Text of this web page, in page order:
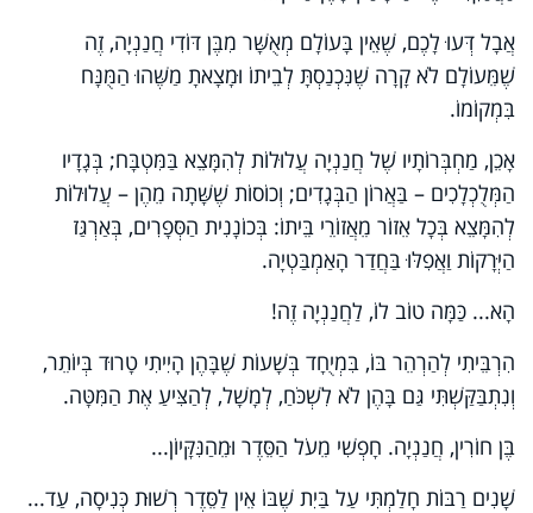
אֲבָל דְּעוּ לָכֶם, שֶׁאֵין בָּעוֹלָם מְאֻשָּׁר מִבֶּן דּוֹדִי חֲנַנְיָה, זֶה
שֶׁמֵּעוֹלָם לֹא קָרָה שֶׁנִּכְנַסְתָּ לְבֵיתוֹ וּמָצָאתָ מַשֶּׁהוּ הַמֻּנָּח
בִּמְקוֹמוֹ.
אָכֵן, מַחְבְּרוֹתָיו שֶׁל חֲנַנְיָה עֲלוּלוֹת לְהִמָּצֵא בַּמִּטְבָּח; בְּגָדָיו
הַמְּלֻכְלָכִים – בַּאֲרוֹן הַבְּגָדִים; וְכוֹסוֹת שֶׁשָּׁתָה מֵהֶן – עֲלוּלוֹת
לְהִמָּצֵא בְּכָל אֵזוֹר מֵאֲזוֹרֵי בֵּיתוֹ: בְּכוֹנָנִית הַסְּפָרִים, בְּאַרְגַּז
הַיְּרָקוֹת וַאֲפִלּוּ בַּחֲדַר הָאַמְבַּטְיָה.
הָא... כַּמָּה טוֹב לוֹ, לַחֲנַנְיָה זֶה!
הִרְבֵּיתִי לְהַרְהֵר בּוֹ, בִּמְיֻחָד בְּשָׁעוֹת שֶׁבָּהֶן הָיִיתִי טָרוּד בְּיוֹתֵר,
וְנִתְבַּקַּשְׁתִּי גַּם בָּהֶן לֹא לִשְׁכֹּחַ, לְמָשָׁל, לְהַצִּיעַ אֶת הַמִּטָּה.
בֶּן חוֹרִין, חֲנַנְיָה. חָפְשִׁי מֵעֹל הַסֵּדֶר וּמֵהַנִּקָּיוֹן...
שָׁנִים רַבּוֹת חָלַמְתִּי עַל בַּיִת שֶׁבּוֹ אֵין לַסֵּדֶר רְשׁוּת כְּנִיסָה, עַד...